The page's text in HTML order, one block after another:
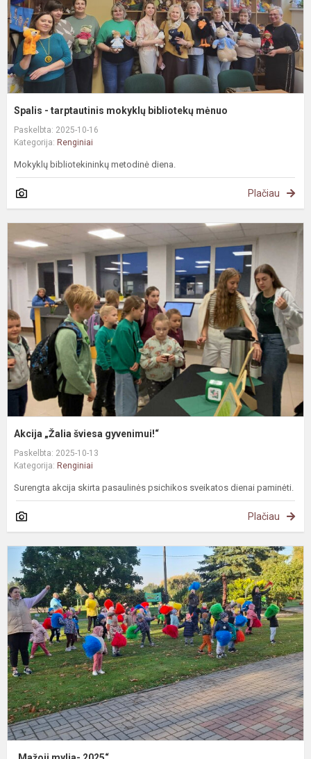
Spalis - tarptautinis mokyklų bibliotekų mėnuo
Paskelbta: 2025-10-16
Kategorija: Renginiai
Mokyklų bibliotekininkų metodinė diena.
Plačiau
Akcija „Žalia šviesa gyvenimui!“
Paskelbta: 2025-10-13
Kategorija: Renginiai
Surengta akcija skirta pasaulinės psichikos sveikatos dienai paminėti.
Plačiau